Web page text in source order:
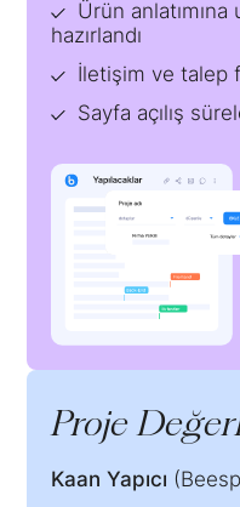
Ürün
hazırlandı
İletişim ve talep
Sayfa açılış
Proje
Kaan Yapıcı